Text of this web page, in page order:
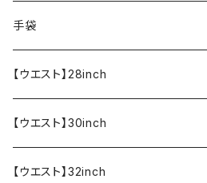
食器・調理器具
エプロン
メール便送料無料★オリジナルT
半袖Tシャツ
OUTLET!!!!!
手袋
【ウエスト】28inch
【ウエスト】30inch
【ウエスト】32inch